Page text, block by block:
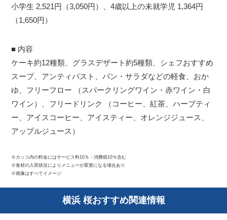
小学生 2,521円（3,050円）、4歳以上の未就学児 1,364円
（1,650円）
■ 内容
ケーキ約12種類、グラスデザート約5種類、シェフおすすめ
スープ、アンティパスト、パン・サラダなどの軽食、おか
ゆ、フリーフロー （スパークリングワイン・赤ワイン・白
ワイン）、フリードリンク （コーヒー、紅茶、ハーブティ
ー、アイスコーヒー、アイスティー、オレンジジュース、
アップルジュース）
※カッコ内の料金にはサービス料10％・消費税10％含む
※食材の入荷状況によりメニューが変更になる場合あり
※画像はすべてイメージ
横浜 桜おすすめ関連情報